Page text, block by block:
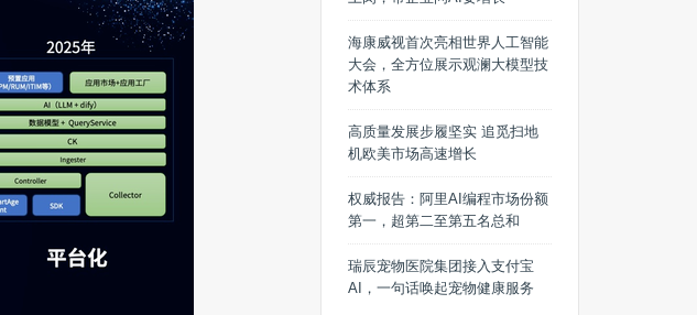
海康威视首次亮相世界人工智能
大会，全方位展示观澜大模型技
术体系
高质量发展步履坚实 追觅扫地
机欧美市场高速增长
权威报告：阿里AI编程市场份额
第一，超第二至第五名总和
瑞辰宠物医院集团接入支付宝
AI，一句话唤起宠物健康服务